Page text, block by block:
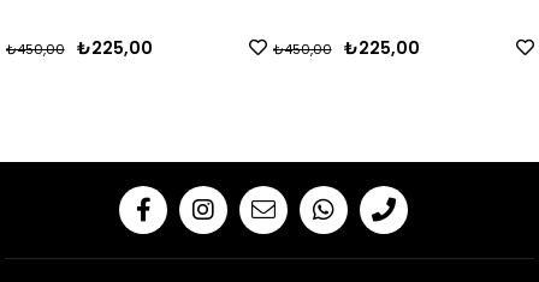
₺225,00
₺450,00 ₺225,00
₺450,00